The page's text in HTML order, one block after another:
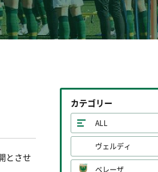
とさせ
カテゴリー
ALL
ヴェルディ
ベレーザ